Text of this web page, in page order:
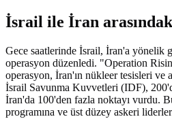
İsrail ile İran
Gece saatlerinde İsrail, İran'a yönelik
operasyon düzenledi. "Operation
operasyon, İran'ın nükleer tesisleri ve
İsrail Savunma Kuvvetleri (IDF),
İran'da 100'den fazla noktayı vurdu.
programına ve üst düzey askeri